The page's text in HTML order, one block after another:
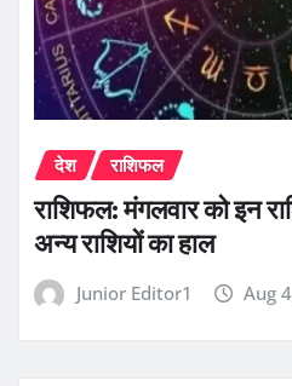
देश राशिफल
राशिफल: मंगलवार को इन
अन्य राशियों का हाल
Junior Editor1 Aug